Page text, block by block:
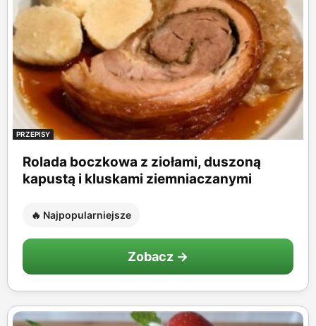
PRZEPISY
Rolada boczkowa z ziołami, duszoną
kapustą i kluskami ziemniaczanymi
🔥 Najpopularniejsze
Zobacz →